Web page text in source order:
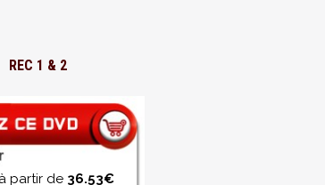
REC 1 & 2
partir de 36.53€